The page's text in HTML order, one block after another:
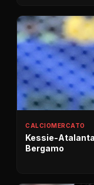
CALCIOMERCATO
Kessie-
Bergamo